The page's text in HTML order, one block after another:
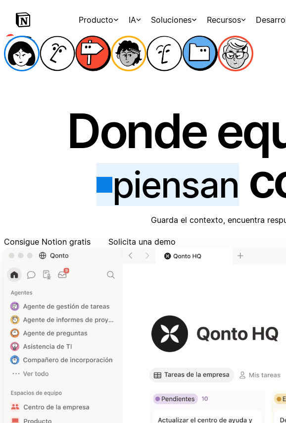
Producto IA Soluciones Recursos
Donde
piensan
Guarda el contexto, encuentra
Consigue Notion gratis Solicita una demo